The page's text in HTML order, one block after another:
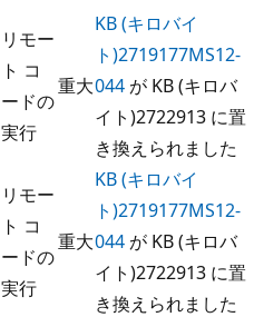
リモー
ト コ
ードの
実行
重大
KB (キロバイ
ト)2719177MS12-
044 が KB (キロバ
イト)2722913 に置
き換えられました
リモー
ト コ
ードの
実行
重大
KB (キロバイ
ト)2719177MS12-
044 が KB (キロバ
イト)2722913 に置
き換えられました